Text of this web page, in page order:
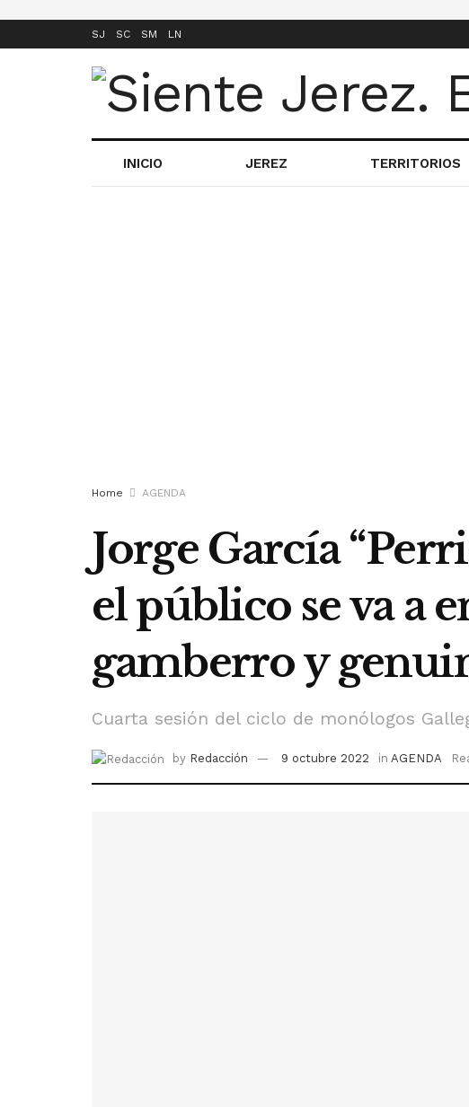
SJ SC SM LN
INICIO JEREZ TERRITORIOS
Home AGENDA
Jorge García
el público se va a
gamberro y
Cuarta sesión del ciclo de monólogos
by Redacción 9 octubre 2022 in AGENDA